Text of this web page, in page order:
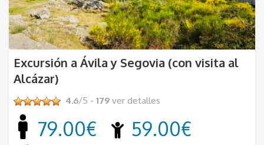
Excursión a Ávila y Segovia (con visita al
Alcázar)
4.6/5 -179 ver detalles
79.00€
59.00€